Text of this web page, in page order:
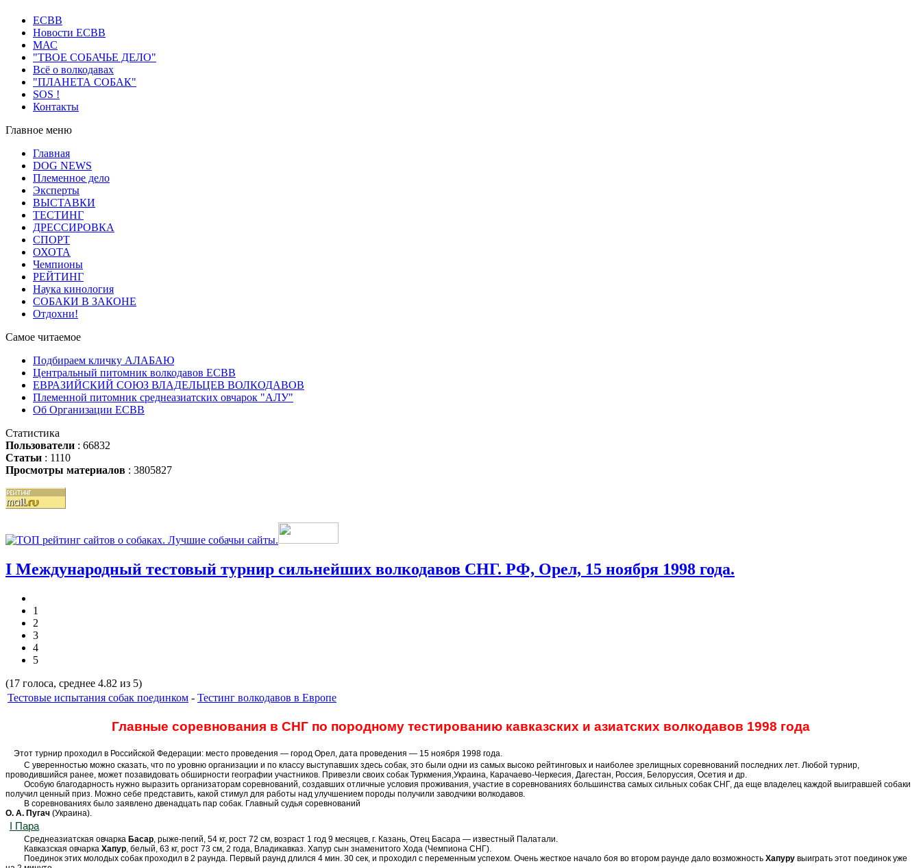
ECВB
Новости ЕСВВ
МАС
"ТВОЕ СОБАЧЬЕ ДЕЛО"
Всё о волкодавах
"ПЛАНЕТА СОБАК"
SOS !
Контакты
Главное меню
Главная
DOG NEWS
Племенное дело
Эксперты
ВЫСТАВКИ
ТЕСТИНГ
ДРЕССИРОВКА
СПОРТ
ОХОТА
Чемпионы
РЕЙТИНГ
Наука кинология
СОБАКИ В ЗАКОНЕ
Отдохни!
Самое читаемое
Подбираем кличку АЛАБАЮ
Центральный питомник волкодавов ЕСВВ
ЕВРАЗИЙСКИЙ СОЮЗ ВЛАДЕЛЬЦЕВ ВОЛКОДАВОВ
Племенной питомник среднеазиатских овчарок "АЛУ"
Об Организации ЕСВВ
Статистика
Пользователи : 66832
Статьи : 1110
Просмотры материалов : 3805827
І Международный тестовый турнир сильнейших волкодавов СНГ. РФ, Орел, 15 ноября 1998 года.
1
2
3
4
5
(17 голоса, среднее 4.82 из 5)
Тестовые испытания собак поединком - Тестинг волкодавов в Европе
Главные соревнования в СНГ по породному тестированию кавказских и азиатских волкодавов 1998 года
Этот турнир проходил в Российской Федерации: место проведения — город Орел, дата проведения — 15 ноября 1998 года.
С уверенностью можно сказать, что по уровню организации и по классу выступавших здесь собак, это были одни из самых высоко рейтинговых и наиболее зрелищных соревнований последних лет. Любой турнир,
проводившийся ранее, может позавидовать обширности географии участников. Привезли своих собак Туркмения,Украина, Карачаево-Черкесия, Дагестан, Россия, Белоруссия, Осетия и др.
Особую благодарность нужно выразить организаторам соревнований, создавших отличные условия проживания, участие в соревнованиях большинства самых сильных собак СНГ, да еще владелец каждой выигравшей собаки
получил ценный приз. Можно себе представить, какой стимул для работы над улучшением породы получили заводчики волкодавов.
В соревнованиях было заявлено двенадцать пар собак. Главный судья соревнований
О. А. Пугач (Украина).
I Пара
Среднеазиатская овчарка Басар, рыже-пегий, 54 кг, рост 72 см, возраст 1 год 9 месяцев, г. Казань, Отец Басара — известный Палатали.
Кавказская овчарка Хапур, белый, 63 кг, рост 73 см, 2 года, Владикавказ. Хапур сын знаменитого Хода (Чемпиона СНГ).
Поединок этих молодых собак проходил в 2 раунда. Первый раунд длился 4 мин. 30 сек, и проходил с переменным успехом. Очень жесткое начало боя во втором раунде дало возможность Хапуру выиграть этот поединок уже